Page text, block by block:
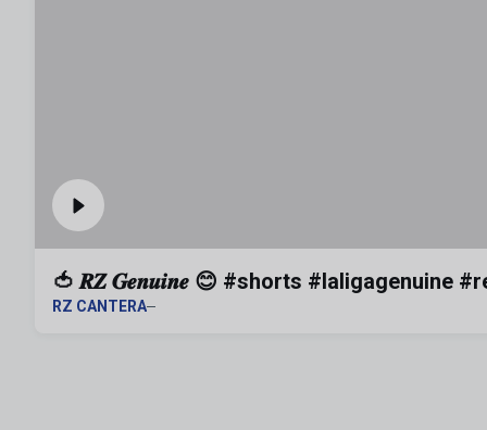
🍅 𝑹𝒁 𝑮𝒆𝒏𝒖𝒊𝒏𝒆 😊 #shorts #laligagenuine
RZ CANTERA